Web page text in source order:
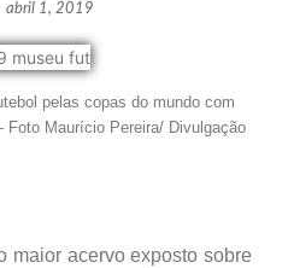
abril 1, 2019
pelas copas do mundo com
Foto Maurício Pereira/ Divulgação
maior acervo exposto sobre